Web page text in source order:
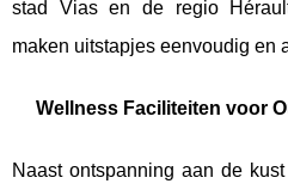
stad Vias en de regio
maken uitstapjes eenvoudig en
Wellness Faciliteiten voor
Naast ontspanning aan de